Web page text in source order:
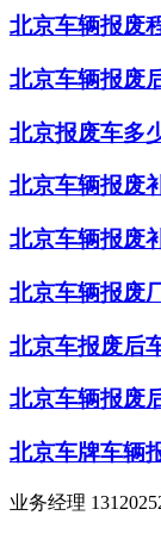
北京车辆报废
北京车辆报废
北京报废车多
北京车辆报废
北京车辆报废
北京车辆报废
北京车报废后
北京车辆报废
北京车牌车辆
业务经理